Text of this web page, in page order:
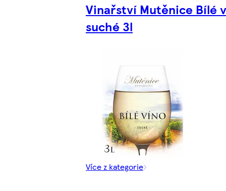
Vinařství Mutěnice Bílé
suché 3l
Více z kategorie